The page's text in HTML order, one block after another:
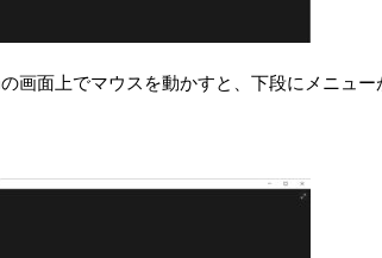
画面上でマウスを動かすと、下段にメニュー